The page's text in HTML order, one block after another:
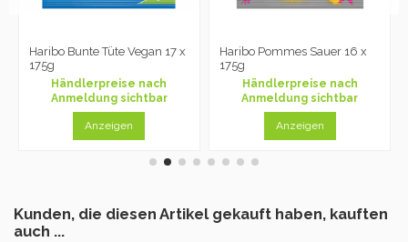
Haribo Bunte Tüte Vegan 17 x
175g
Händlerpreise nach
Anmeldung sichtbar
Anzeigen
Haribo Pommes Sauer 16 x
175g
Händlerpreise nach
Anmeldung sichtbar
Anzeigen
Kunden, die diesen Artikel gekauft haben, kauften
auch ...